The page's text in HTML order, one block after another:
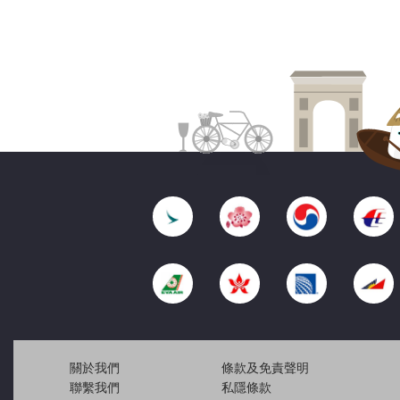
關於我們
聯繫我們
條款及免責聲明
私隱條款